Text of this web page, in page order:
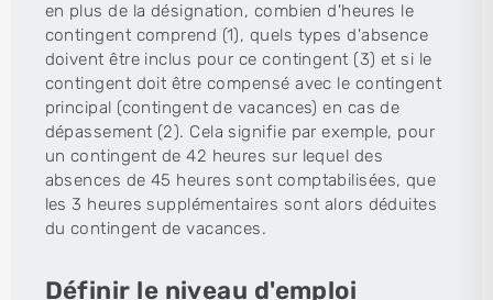
en plus de la désignation, combien d'heures le
contingent comprend (1), quels types d'absence
doivent être inclus pour ce contingent (3) et si le
contingent doit être compensé avec le contingent
principal (contingent de vacances) en cas de
dépassement (2). Cela signifie par exemple, pour
un contingent de 42 heures sur lequel des
absences de 45 heures sont comptabilisées, que
les 3 heures supplémentaires sont alors déduites
du contingent de vacances.
Définir le niveau d'emploi